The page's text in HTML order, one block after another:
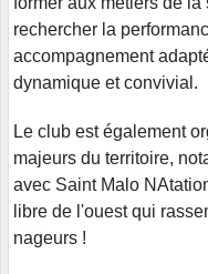
rechercher la
accompagnement
dynamique et convivial.
Le club est également
majeurs du territoire,
avec Saint Malo
libre de l'ouest qui
nageurs !